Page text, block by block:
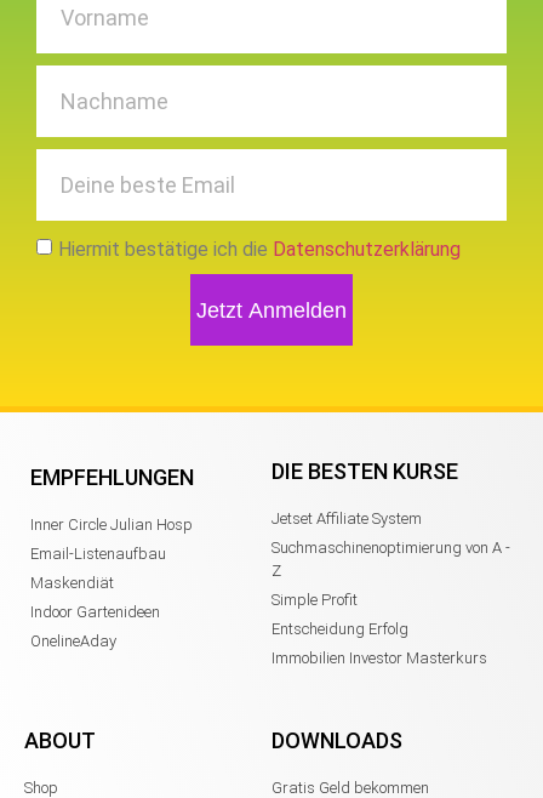
Hiermit bestätige ich die Datenschutzerklärung
Jetzt Anmelden
EMPFEHLUNGEN
Inner Circle Julian Hosp
Email-Listenaufbau
Maskendiät
Indoor Gartenideen
OnelineAday
DIE BESTEN KURSE
Jetset Affiliate System
Suchmaschinenoptimierung von A -
Z
Simple Profit
Entscheidung Erfolg
Immobilien Investor Masterkurs
ABOUT
Shop
DOWNLOADS
Gratis Geld bekommen